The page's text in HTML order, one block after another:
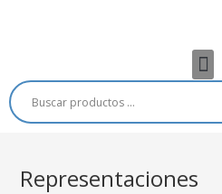
Representaciones